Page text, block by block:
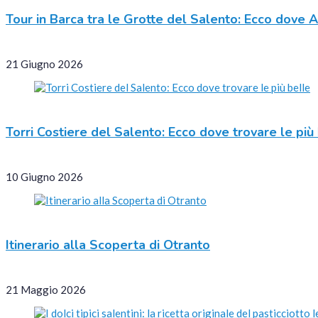
Tour in Barca tra le Grotte del Salento: Ecco dove
21 Giugno 2026
Torri Costiere del Salento: Ecco dove trovare le
10 Giugno 2026
Itinerario alla Scoperta di Otranto
21 Maggio 2026